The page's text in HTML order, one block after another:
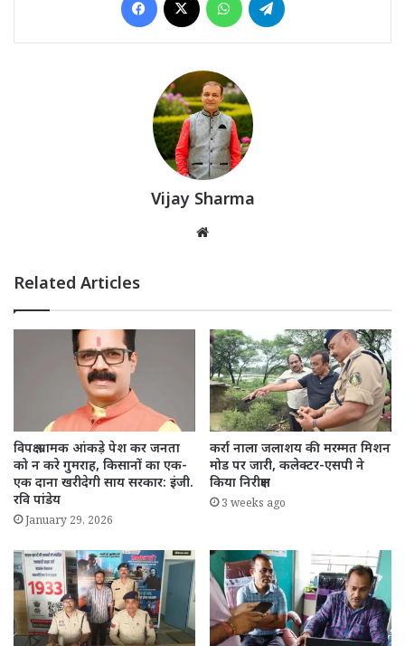
Vijay Sharma
Related Articles
विपक्ष भ्रामक आंकड़े पेश कर जनता
को न करे गुमराह, किसानों का एक-
एक दाना खरीदेगी साय सरकार: इंजी.
रवि पांडेय
January 29, 2026
कर्रा नाला जलाशय की मरम्मत मिशन
मोड पर जारी, कलेक्टर-एसपी ने
किया निरीक्षण
3 weeks ago